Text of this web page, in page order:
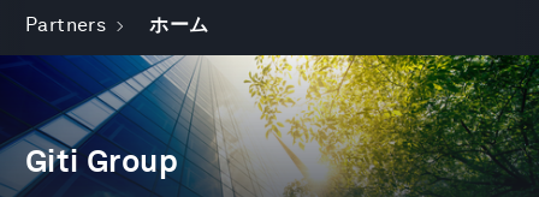
Partners ホーム
Giti Group